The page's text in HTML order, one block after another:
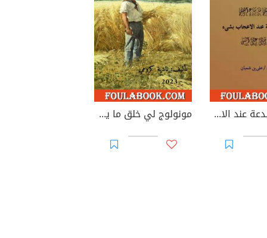
السنة والبدعة عند الاعجاب بشيء مونولوج لي خلق ما يضيع